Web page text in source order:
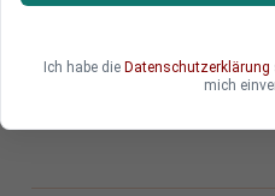
zum Ukraine-Konflikt,
Ich habe die Datenschutzerklärung
mich